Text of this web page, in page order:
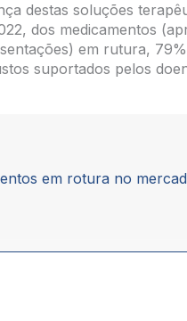
destas soluções
dos medicamentos
em rutura,
suportados pelos